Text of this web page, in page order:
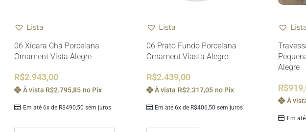
Lista
06 Xícara Chá Porcelana
Ornament Vista Alegre
R$2.943,00
Em até 6x de R$490,50 sem juros
À vista R$2.795,85 no Pix
Lista
06 Prato Fundo Porcelana
Ornament Viasta Alegre
R$2.439,00
Em até 6x de R$406,50 sem juros
À vista R$2.317,05 no Pix
Alegre
R$
Em
À